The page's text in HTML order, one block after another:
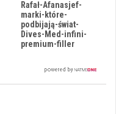
Rafał-Afanasjef-
marki-które-
podbijają-świat-
Dives-Med-infini-
premium-filler